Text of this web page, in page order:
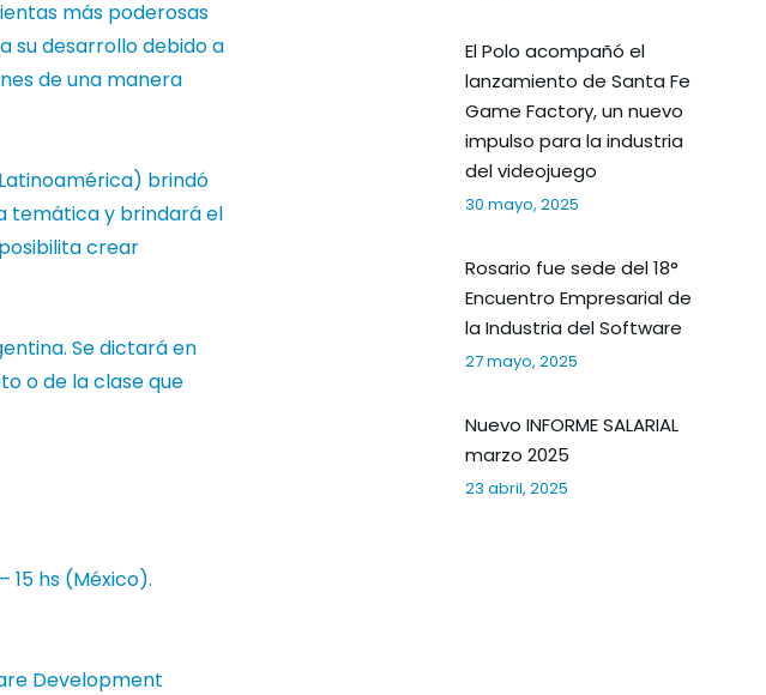
más poderosas
su desarrollo debido a
de una manera
brindó
temática y brindará el
crear
Sedictará en
o de la clase que
15 hs (México).
Development
El Polo acompañó el
lanzamiento de Santa Fe
Game Factory, un nuevo
impulso para la industria
del videojuego
30 mayo, 2025
Rosario fue sede del 18°
Encuentro Empresarial de
la Industria del Software
27 mayo, 2025
Nuevo INFORME SALARIAL
marzo 2025
23 abril, 2025